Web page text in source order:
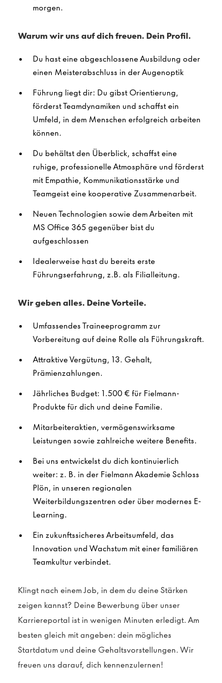
morgen.
Warum wir uns auf dich freuen. Dein Profil.
Du hast eine abgeschlossene Ausbildung oder
einen Meisterabschluss in der Augenoptik
Führung liegt dir: Du gibst Orientierung,
förderst Teamdynamiken und schaffst ein
Umfeld, in dem Menschen erfolgreich arbeiten
können.
Du behältst den Überblick, schaffst eine
ruhige, professionelle Atmosphäre und förderst
mit Empathie, Kommunikationsstärke und
Teamgeist eine kooperative Zusammenarbeit.
Neuen Technologien sowie dem Arbeiten mit
MS Office 365 gegenüber bist du
aufgeschlossen
Idealerweise hast du bereits erste
Führungserfahrung, z.B. als Filialleitung.
Wir geben alles. Deine Vorteile.
Umfassendes Traineeprogramm zur
Vorbereitung auf deine Rolle als Führungskraft.
Attraktive Vergütung, 13. Gehalt,
Prämienzahlungen.
Jährliches Budget: 1.500 € für Fielmann-
Produkte für dich und deine Familie.
Mitarbeiteraktien, vermögenswirksame
Leistungen sowie zahlreiche weitere Benefits.
Bei uns entwickelst du dich kontinuierlich
weiter: z. B. in der Fielmann Akademie Schloss
Plön, in unseren regionalen
Weiterbildungszentren oder über modernes E-
Learning.
Ein zukunftssicheres Arbeitsumfeld, das
Innovation und Wachstum mit einer familiären
Teamkultur verbindet.
Klingt nach einem Job, in dem du deine Stärken
zeigen kannst? Deine Bewerbung über unser
Karriereportal ist in wenigen Minuten erledigt. Am
besten gleich mit angeben: dein mögliches
Startdatum und deine Gehaltsvorstellungen. Wir
freuen uns darauf, dich kennenzulernen!